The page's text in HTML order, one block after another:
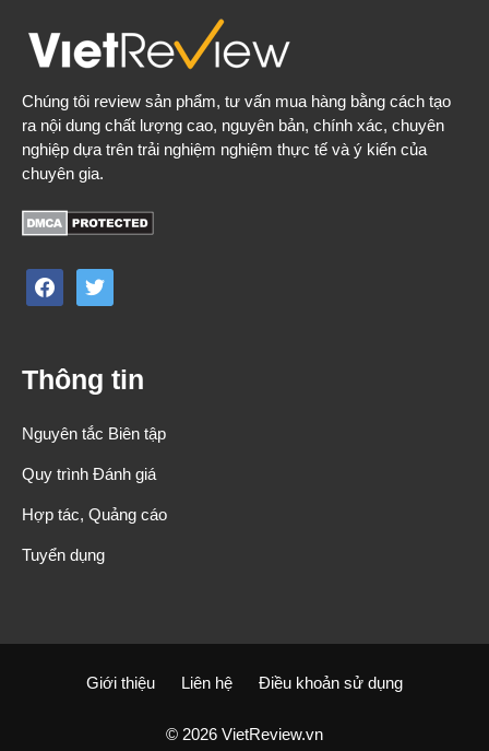
Chúng tôi review sản phẩm, tư vấn mua hàng bằng cách tạo
ra nội dung chất lượng cao, nguyên bản, chính xác, chuyên
nghiệp dựa trên trải nghiệm nghiệm thực tế và ý kiến của
chuyên gia.
facebooktwitter
Thông tin
Nguyên tắc Biên tập
Quy trình Đánh giá
Hợp tác, Quảng cáo
Tuyển dụng
Giới thiệu Liên hệ Điều khoản sử dụng
© 2026 VietReview.vn